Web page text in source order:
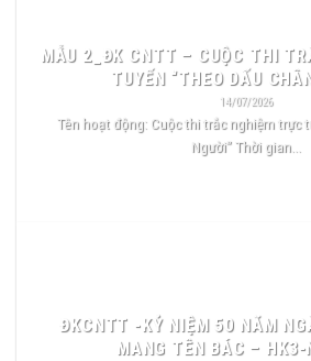
MẪU 2_ĐK CNTT – CUỘC THI
TUYẾN “THEO DẤU
14/07/2026
Tên hoạt động: Cuộc thi trắc nghiệm trực
Người” Thời gian...
ĐKCNTT -KỶ NIỆM 50 NĂM
MANG TÊN BÁC –